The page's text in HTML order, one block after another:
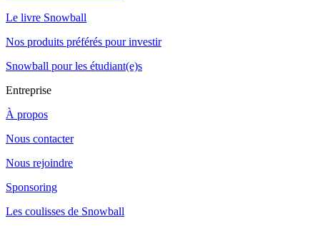
Le livre Snowball
Nos produits préférés pour investir
Snowball pour les étudiant(e)s
Entreprise
À propos
Nous contacter
Nous rejoindre
Sponsoring
Les coulisses de Snowball